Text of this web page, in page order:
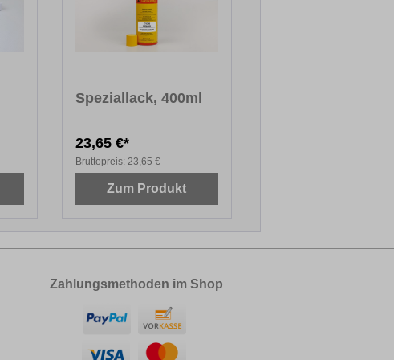
Speziallack, 400ml
23,65 €*
Bruttopreis: 23,65 €
Zum Produkt
Zahlungsmethoden im Shop